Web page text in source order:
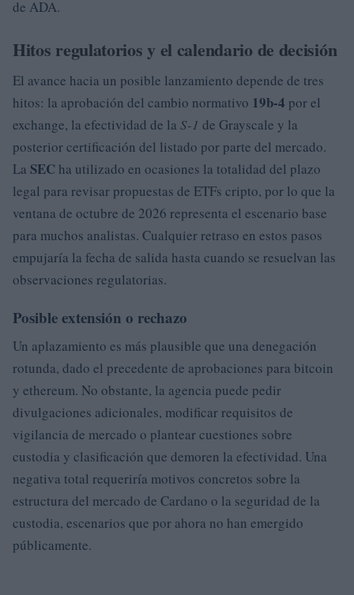
de ADA.
Hitos regulatorios y el calendario de decisión
El avance hacia un posible lanzamiento depende de tres
hitos: la aprobación del cambio normativo 19b-4 por el
exchange, la efectividad de la S-1 de Grayscale y la
posterior certificación del listado por parte del mercado.
La SEC ha utilizado en ocasiones la totalidad del plazo
legal para revisar propuestas de ETFs cripto, por lo que la
ventana de octubre de 2026 representa el escenario base
para muchos analistas. Cualquier retraso en estos pasos
empujaría la fecha de salida hasta cuando se resuelvan las
observaciones regulatorias.
Posible extensión o rechazo
Un aplazamiento es más plausible que una denegación
rotunda, dado el precedente de aprobaciones para bitcoin
y ethereum. No obstante, la agencia puede pedir
divulgaciones adicionales, modificar requisitos de
vigilancia de mercado o plantear cuestiones sobre
custodia y clasificación que demoren la efectividad. Una
negativa total requeriría motivos concretos sobre la
estructura del mercado de Cardano o la seguridad de la
custodia, escenarios que por ahora no han emergido
públicamente.